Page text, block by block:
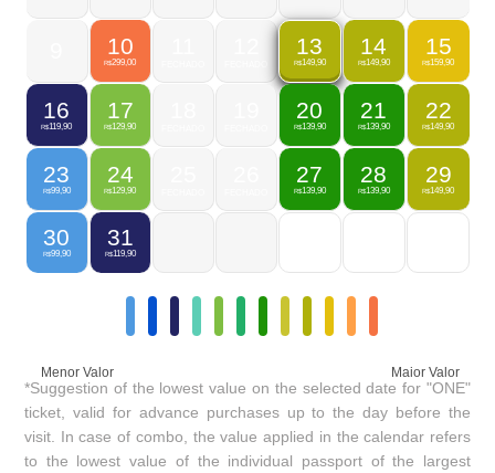
10
R$299,00
13
R$149,90
14
R$149,90
15
R$159,90
16
R$119,90
17
R$129,90
20
R$139,90
21
R$139,90
22
R$149,90
23
R$99,90
24
R$129,90
27
R$139,90
28
R$139,90
29
R$149,90
30
R$99,90
31
R$119,90
Menor Valor Maior Valor
*Suggestion of the lowest value on the selected date for "ONE"
ticket, valid for advance purchases up to the day before the
visit. In case of combo, the value applied in the calendar refers
to the lowest value of the individual passport of the largest